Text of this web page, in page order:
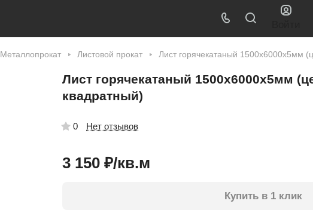
Металлопрокат Листовой прокат Лист горячекатаный 1500х6000х5мм
Лист горячекатаный 1500х6000х5мм
квадратный)
0 Нет отзывов
3 150 ₽/кв.м
Купить в 1 клик